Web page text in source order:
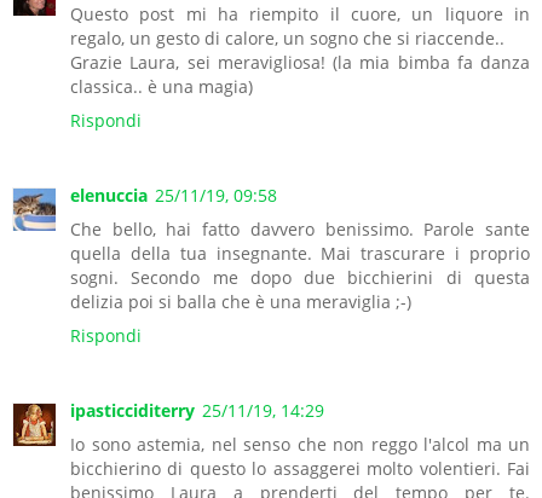
Questo post mi ha riempito il cuore, un liquore in
regalo, un gesto di calore, un sogno che si riaccende..
Grazie Laura, sei meravigliosa! (la mia bimba fa danza
classica.. è una magia)
Rispondi
elenuccia 25/11/19, 09:58
Che bello, hai fatto davvero benissimo. Parole sante
quella della tua insegnante. Mai trascurare i proprio
sogni. Secondo me dopo due bicchierini di questa
delizia poi si balla che è una meraviglia ;-)
Rispondi
ipasticciditerry 25/11/19, 14:29
Io sono astemia, nel senso che non reggo l'alcol ma un
bicchierino di questo lo assaggerei molto volentieri. Fai
benissimo Laura a prenderti del tempo per te.